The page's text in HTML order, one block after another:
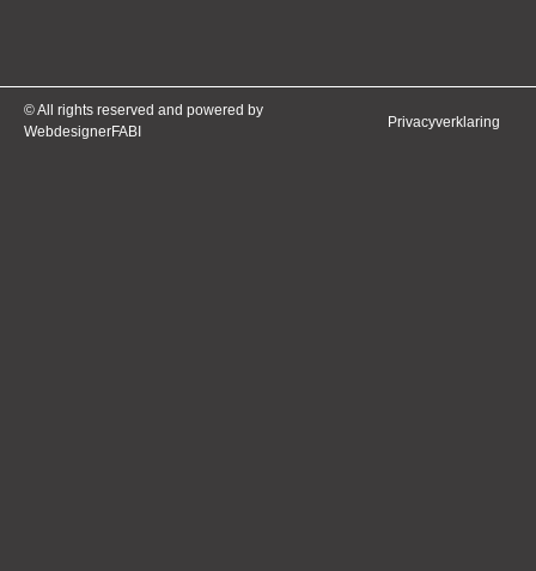
© All rights reserved and powered by
WebdesignerFABI
Privacyverklaring